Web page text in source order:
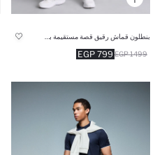
799 EGP 1499 EGP